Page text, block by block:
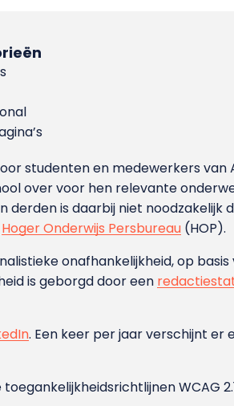
studenten en medewerkers van
over voor hen relevante
is daarbij niet noodzakelijk
Hoger Onderwijs Persbureau (HOP).
onafhankelijkheid, op basis
is geborgd door een
. Een keer per jaar verschijnt er
WCAG